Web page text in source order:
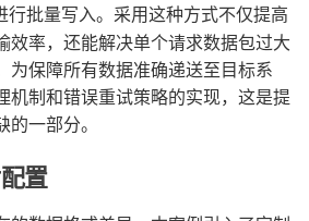
行批量写入。采用这种方式不仅提高
效率，还能解决单个请求数据包过大
为保障所有数据准确递送至目标系
机制和错误重试策略的实现，这是提
一部分。
置